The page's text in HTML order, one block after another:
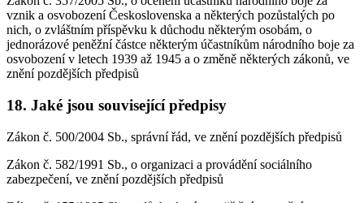
vznik a osvobození Československa a některých pozůstalých po
nich, o zvláštním příspěvku k důchodu některým osobám, o
jednorázové peněžní částce některým účastníkům národního boje za
osvobození v letech 1939 až 1945 a o změně některých zákonů, ve
znění pozdějších předpisů
18. Jaké jsou související předpisy
Zákon č. 500/2004 Sb., správní řád, ve znění pozdějších předpisů
Zákon č. 582/1991 Sb., o organizaci a provádění sociálního
zabezpečení, ve znění pozdějších předpisů